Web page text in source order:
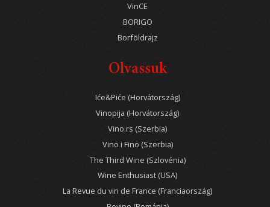
VinCE
BORIGO
Borföldrajz
Olvassuk
Iće&Piće (Horvátország)
Vinopija (Horvátország)
Vino.rs (Szerbia)
Vino i Fino (Szerbia)
The Third Wine (Szlovénia)
Wine Enthusiast (USA)
La Revue du vin de France (Franciaország)